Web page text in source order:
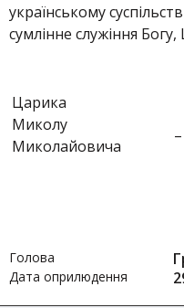
українському
сумлінне служіння
Царика
Миколу
Миколайовича
–
Голова
Дата оприлюдення